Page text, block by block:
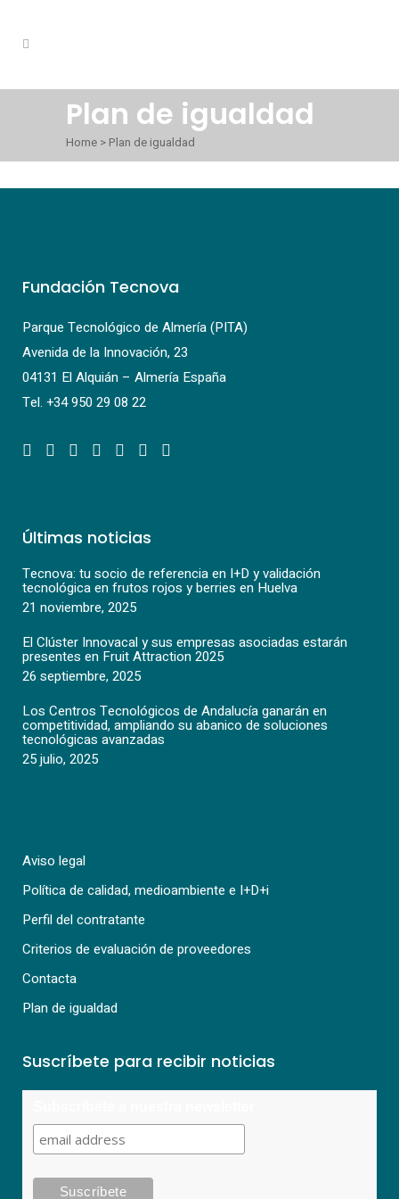
Plan de igualdad
Home > Plan de igualdad
Fundación Tecnova
Parque Tecnológico de Almería (PITA)
Avenida de la Innovación, 23
04131 El Alquián – Almería España
Tel. +34 950 29 08 22
Últimas noticias
Tecnova: tu socio de referencia en I+D y validación
tecnológica en frutos rojos y berries en Huelva
21 noviembre, 2025
El Clúster Innovacal y sus empresas asociadas estarán
presentes en Fruit Attraction 2025
26 septiembre, 2025
Los Centros Tecnológicos de Andalucía ganarán en
competitividad, ampliando su abanico de soluciones
tecnológicas avanzadas
25 julio, 2025
Aviso legal
Política de calidad, medioambiente e I+D+i
Perfil del contratante
Criterios de evaluación de proveedores
Contacta
Plan de igualdad
Suscríbete para recibir noticias